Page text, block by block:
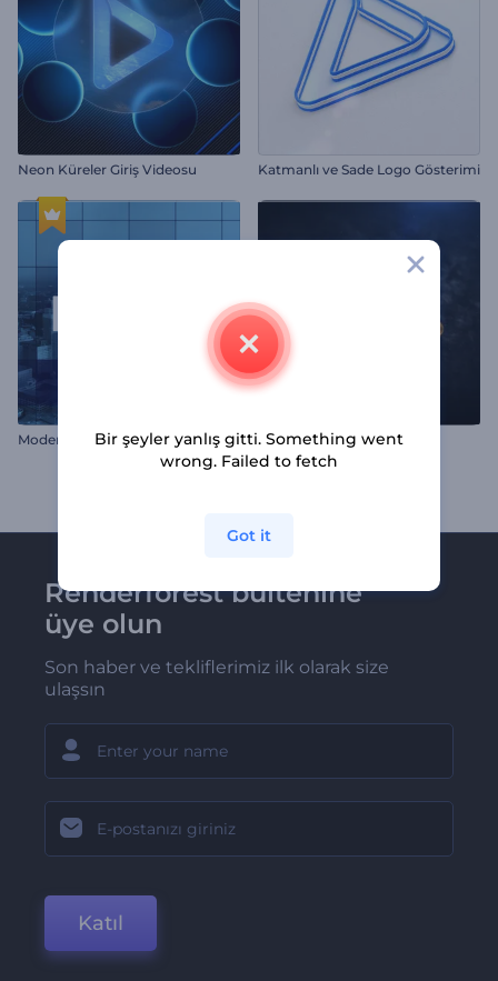
Neon Küreler Giriş Videosu Katmanlı ve Sade Logo Gösterimi
Modern Etkinlik Giriş Videosu Som Metal Logo Gösterimi
Renderforest bültenine
üye olun
Son haber ve tekliflerimiz ilk olarak size
ulaşsın
Katıl
Bir şeyler yanlış gitti. Something went
wrong. Failed to fetch
Got it